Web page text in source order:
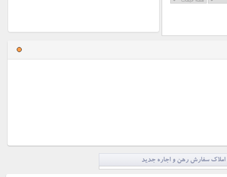
املاک سفارش رهن و اجاره جدید